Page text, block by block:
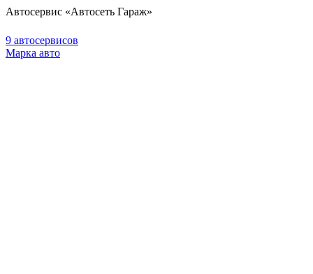
Автосервис «Автосеть Гараж»
9 автосервисов
Марка авто